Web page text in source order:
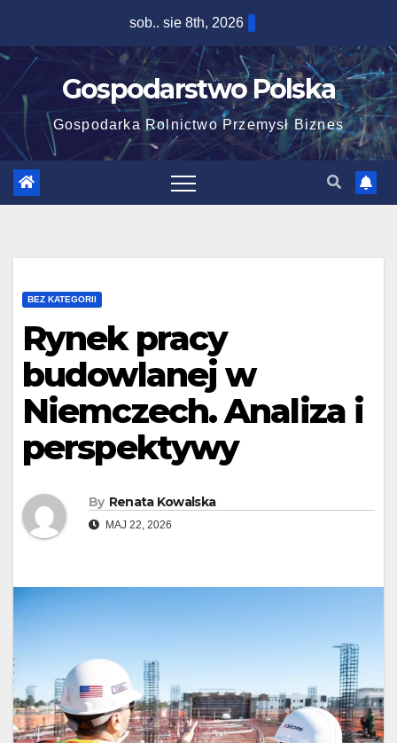
content
sob.. sie 8th, 2026
Gospodarstwo Polska
Gospodarka Rolnictwo Przemysł Biznes
BEZ KATEGORII
Rynek pracy
budowlanej w
Niemczech. Analiza i
perspektywy
By Renata Kowalska
MAJ 22, 2026